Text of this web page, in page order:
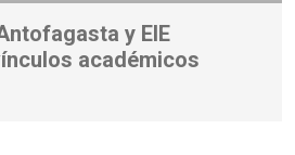
y EIE
académicos